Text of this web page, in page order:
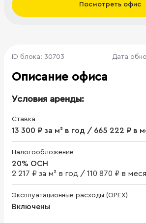
Посмотреть офис
ID блока: 30703 Дата
Описание офиса
Условия аренды:
Ставка
13 300 ₽ за м² в год / 665 222 ₽ в
Налогообложение
20% ОСН
2 217 ₽ за м² в год / 110 870 ₽ в
Эксплуатационные расходы (OPEX)
Включены